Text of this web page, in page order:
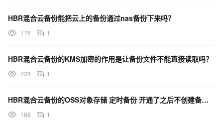
HBR混合云备份能把云上的备份通过nas备份下来吗？
176 1
HBR混合云备份的KMS加密的作用是让备份文件不能直接读取吗？
228 1
HBR混合云备份的OSS对象存储 定时备份 开通了之后不创建备份计划，就不会产生计费对吗？
188 1